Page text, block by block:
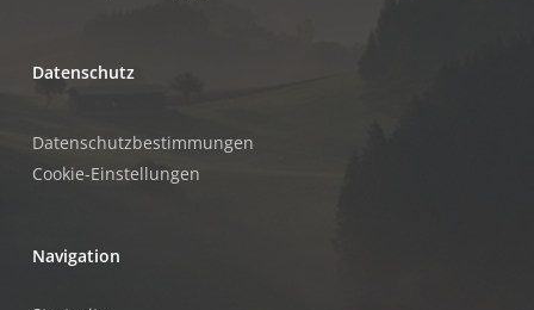
Datenschutz
Datenschutzbestimmungen
Cookie-Einstellungen
Navigation